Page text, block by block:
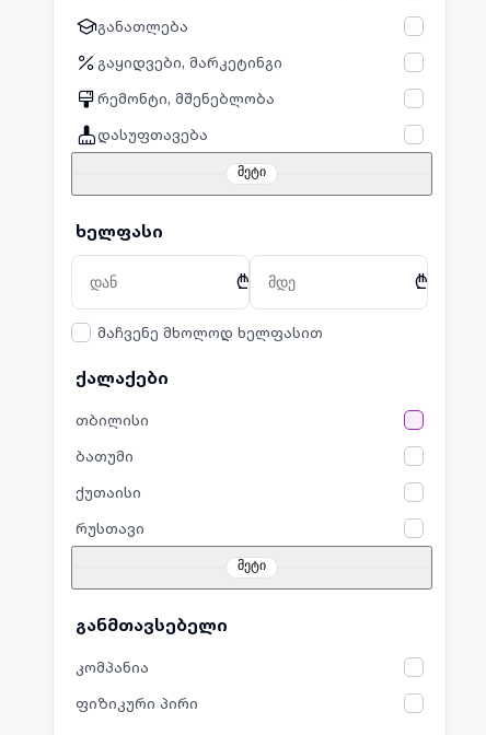
განათლება
გაყიდვები, მარკეტინგი
რემონტი, მშენებლობა
დასუფთავება
მეტი
ხელფასი
₾ ₾
მაჩვენე მხოლოდ ხელფასით
ქალაქები
თბილისი
ბათუმი
ქუთაისი
რუსთავი
მეტი
განმთავსებელი
კომპანია
ფიზიკური პირი